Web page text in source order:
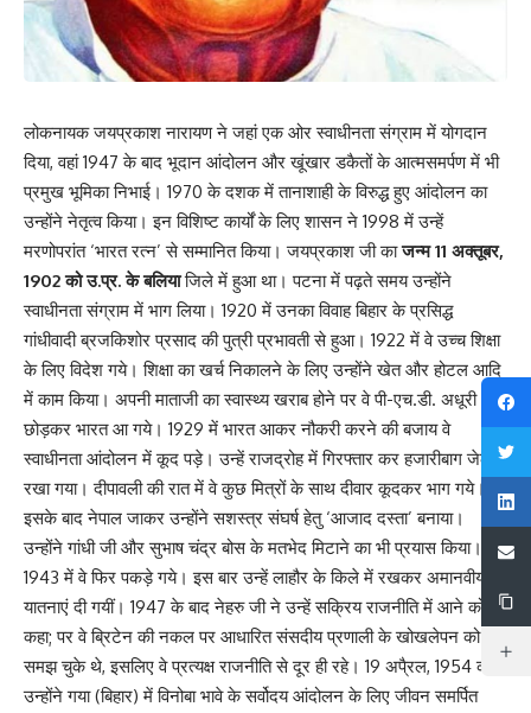
लोकनायक जयप्रकाश नारायण ने जहां एक ओर स्वाधीनता संग्राम में योगदान
दिया, वहां 1947 के बाद भूदान आंदोलन और खूंखार डकैतों के आत्मसमर्पण में भी
प्रमुख भूमिका निभाई। 1970 के दशक में तानाशाही के विरुद्ध हुए आंदोलन का
उन्होंने नेतृत्व किया। इन विशिष्ट कार्यों के लिए शासन ने 1998 में उन्हें
मरणोपरांत ‘भारत रत्न’ से सम्मानित किया। जयप्रकाश जी काजन्म 11 अक्तूबर,
1902 को उ.प्र. के बलियाजिले में हुआ था। पटना में पढ़ते समय उन्होंने
स्वाधीनता संग्राम में भाग लिया। 1920 में उनका विवाह बिहार के प्रसिद्ध
गांधीवादी ब्रजकिशोर प्रसाद की पुत्री प्रभावती से हुआ। 1922 में वे उच्च शिक्षा
के लिए विदेश गये। शिक्षा का खर्च निकालने के लिए उन्होंने खेत और होटल आदि
में काम किया। अपनी माताजी का स्वास्थ्य खराब होने पर वे पी-एच.डी. अधूरी
छोड़कर भारत आ गये। 1929 में भारत आकर नौकरी करने की बजाय वे
स्वाधीनता आंदोलन में कूद पड़े। उन्हें राजद्रोह में गिरफ्तार कर हजारीबाग जेल में
रखा गया। दीपावली की रात में वे कुछ मित्रों के साथ दीवार कूदकर भाग गये।
इसके बाद नेपाल जाकर उन्होंने सशस्त्र संघर्ष हेतु ‘आजाद दस्ता’ बनाया।
उन्होंने गांधी जी और सुभाष चंद्र बोस के मतभेद मिटाने का भी प्रयास किया।
1943 में वे फिर पकड़े गये। इस बार उन्हें लाहौर के किले में रखकर अमानवीय
यातनाएं दी गयीं। 1947 के बाद नेहरु जी ने उन्हें सक्रिय राजनीति में आने को
कहा; पर वे ब्रिटेन की नकल पर आधारित संसदीय प्रणाली के खोखलेपन को
समझ चुके थे, इसलिए वे प्रत्यक्ष राजनीति से दूर ही रहे। 19 अपै्रल, 1954 को
उन्होंने गया (बिहार) में विनोबा भावे के सर्वोदय आंदोलन के लिए जीवन समर्पित